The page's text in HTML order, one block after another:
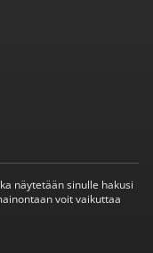
näytetään sinulle hakusi
voit vaikuttaa